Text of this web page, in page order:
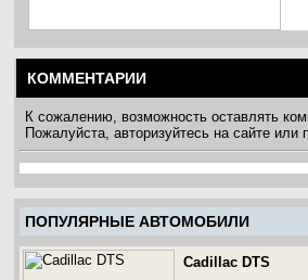
КОММЕНТАРИИ
К сожалению, возможность оставлять
Пожалуйста, авторизуйтесь на сайте
ПОПУЛЯРНЫЕ АВТОМОБИЛИ
Cadillac DTS